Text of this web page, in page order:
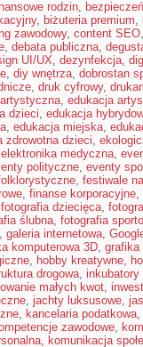
rodzin,
, biżuteria premium,
zawodowy, content SEO,
, debata publiczna,
UI/UX, dezynfekcja,
, diy wnętrza, dobrostan
, druk cyfrowy,
, edukacja
dzieci, edukacja
, edukacja miejska,
zdrowotna dzieci,
elektronika medyczna,
polityczne, eventy
, festiwale
, finanse korporacyjne,
fotografia dziecięca,
ślubna, fotografia
, galeria internetowa,
komputerowa 3D, grafika
, hobby kreatywne,
drogowa, inkubatory
małych kwot,
, jachty luksusowe,
, kancelaria podatkowa,
zawodowe,
, komunikacja